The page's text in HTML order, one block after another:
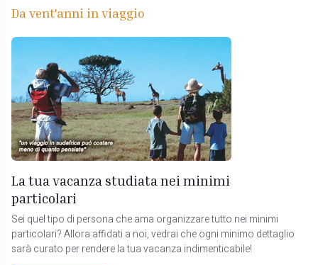
Da vent'anni in viaggio
La tua vacanza studiata nei minimi
particolari
Sei quel tipo di persona che ama organizzare tutto nei minimi
particolari? Allora affidati a noi, vedrai che ogni minimo dettaglio
sarà curato per rendere la tua vacanza indimenticabile!